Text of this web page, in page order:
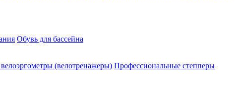
Обувь для бассейна
(велотренажеры) Профессиональные cтепперы